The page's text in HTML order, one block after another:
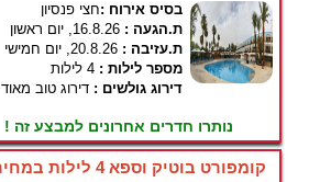
בסיס אירוח :חצי פנסיון
ת.הגעה : 16.8.26, יום ראשון
ת.עזיבה : 20.8.26, יום חמישי
מספר לילות : 4 לילות
דירוג גולשים : דירוג טוב מאוד
נותרו חדרים אחרונים למבצע זה !
קומפורט בוטיק וספא 4 לילות במחיר מיוחד